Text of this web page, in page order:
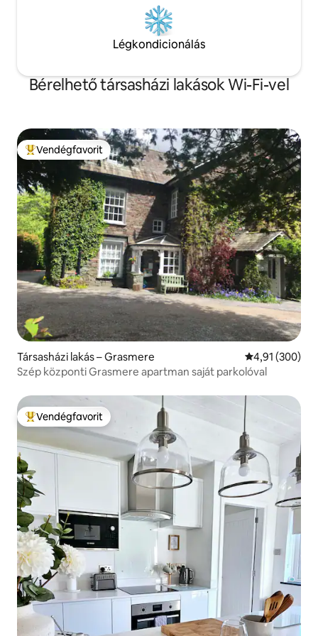
Légkondicionálás
Bérelhető társasházi lakások Wi-Fi-vel
Kiemelt vendégfavorit
Vendégfavorit
Társasházi lakás – Grasmere Átlagos
4,91 (300)
Szép központi Grasmere apartman saját parkolóval
Kiemelt vendégfavorit
Vendégfavorit